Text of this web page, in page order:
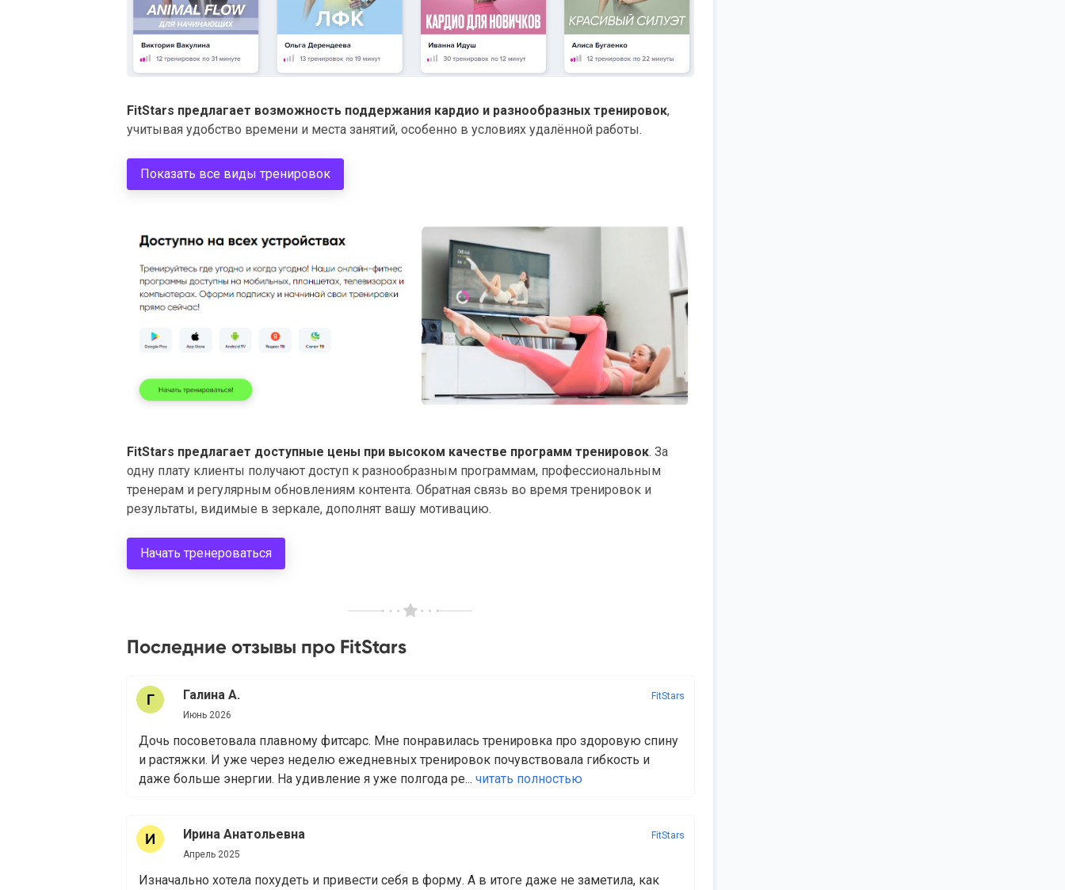
FitStars предлагает возможность поддержания кардио и разнообразных тренировок,
учитывая удобство времени и места занятий, особенно в условиях удалённой работы.
Показать все виды тренировок
FitStars предлагает доступные цены при высоком качестве программ тренировок. За
одну плату клиенты получают доступ к разнообразным программам, профессиональным
тренерам и регулярным обновлениям контента. Обратная связь во время тренировок и
результаты, видимые в зеркале, дополнят вашу мотивацию.
Начать тренероваться
Последние отзывы про FitStars
Галина А.
Июнь 2026
FitStars
Дочь посоветовала плавному фитсарс. Мне понравилась тренировка про здоровую спину
и растяжки. И уже через неделю ежедневных тренировок почувствовала гибкость и
даже больше энергии. На удивление я уже полгода ре... читать полностью
Ирина Анатольевна
Апрель 2025
FitStars
Изначально хотела похудеть и привести себя в форму. А в итоге даже не заметила, как